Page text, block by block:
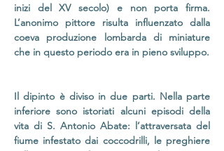
inizi del XV secolo) e non porta firma.
L’anonimo pittore risulta influenzato dalla
coeva produzione lombarda di miniature
che in questo periodo era in pieno sviluppo.
Il dipinto è diviso in due parti. Nella parte
inferiore sono istoriati alcuni episodi della
vita di S. Antonio Abate: l’attraversata del
fiume infestato dai coccodrilli, le preghiere